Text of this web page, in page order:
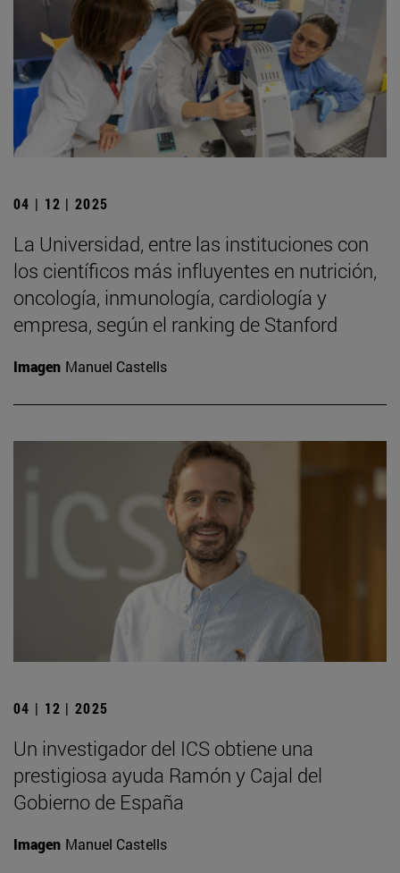
04 | 12 | 2025
La Universidad, entre las instituciones con
los científicos más influyentes en nutrición,
oncología, inmunología, cardiología y
empresa, según el ranking de Stanford
Imagen Manuel Castells
04 | 12 | 2025
Un investigador del ICS obtiene una
prestigiosa ayuda Ramón y Cajal del
Gobierno de España
Imagen Manuel Castells